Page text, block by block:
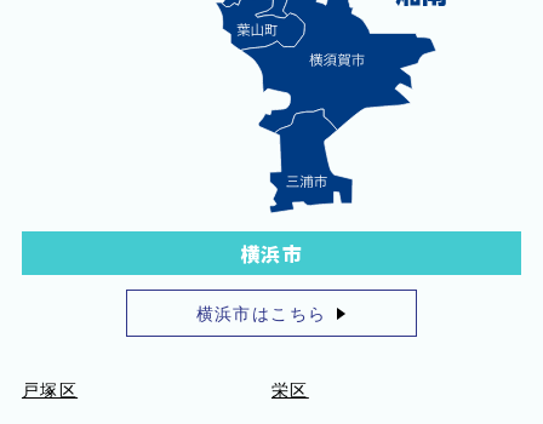
横浜市
横浜市はこちら
戸塚区 栄区